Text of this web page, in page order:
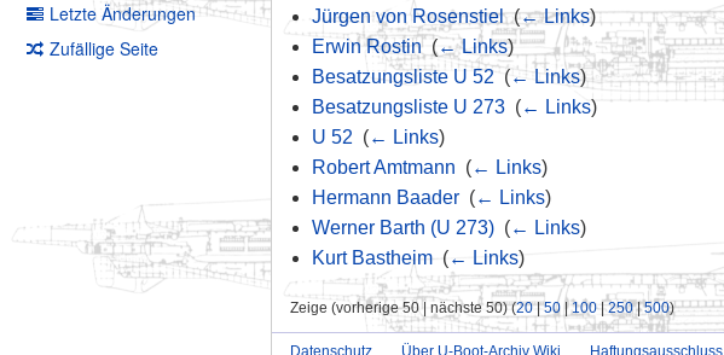
Letzte Änderungen
Zufällige Seite
Jürgen von Rosenstiel‎(← Links)
Erwin Rostin‎ (← Links)
Besatzungsliste U 52 (← Links)
Besatzungsliste U 273‎ (← Links)
U 52 (← Links)
Robert Amtmann (← Links)
Hermann Baader‎ (← Links)
Werner Barth (U 273)‎ (← Links)
Kurt Bastheim‎ (← Links)
Zeige (vorherige 50 | nächste 50) (20|50 |100|250|500)
Datenschutz Über U-Boot-Archiv Wiki Haftungsausschluss